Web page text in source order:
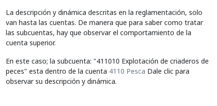
La descripción y dinámica descritas en la reglamentación, solo
van hasta las cuentas. De manera que para saber como tratar
las subcuentas, hay que observar el comportamiento de la
cuenta superior.
En este caso; la subcuenta: "411010 Explotación de criaderos de
peces" esta dentro de la cuenta 4110 Pesca Dale clic para
observar su descripción y dinámica.